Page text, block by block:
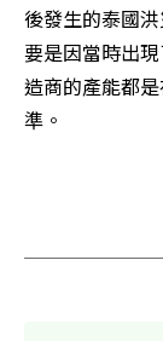
後發生的泰國
要是因當時出
造商的產能都
準。